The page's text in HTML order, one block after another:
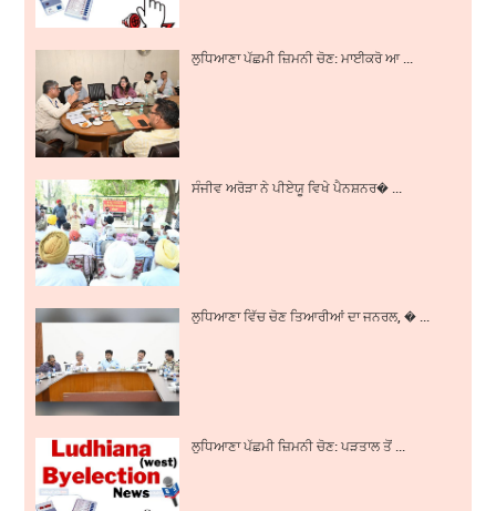
ਲੁਧਿਆਣਾ ਪੱਛਮੀ ਜ਼ਿਮਨੀ ਚੋਣ: ਮਾਈਕਰੋ ਆ ...
ਸੰਜੀਵ ਅਰੋੜਾ ਨੇ ਪੀਏਯੂ ਵਿਖੇ ਪੈਨਸ਼ਨਰ� ...
ਲੁਧਿਆਣਾ ਵਿੱਚ ਚੋਣ ਤਿਆਰੀਆਂ ਦਾ ਜਨਰਲ, � ...
ਲੁਧਿਆਣਾ ਪੱਛਮੀ ਜ਼ਿਮਨੀ ਚੋਣ: ਪੜਤਾਲ ਤੋਂ ...